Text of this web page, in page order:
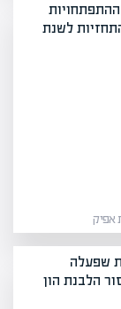
לשנת
שפעלה
הלבנת הון